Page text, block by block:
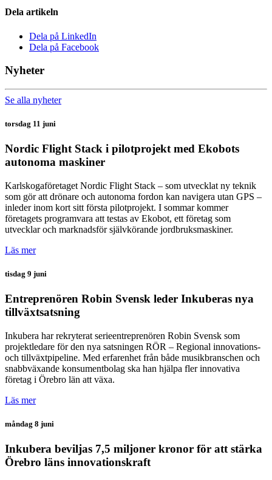
Dela artikeln
Dela på LinkedIn
Dela på Facebook
Nyheter
Se alla nyheter
torsdag 11 juni
Nordic Flight Stack i pilotprojekt med Ekobots
autonoma maskiner
Karlskogaföretaget Nordic Flight Stack – som utvecklat ny teknik
som gör att drönare och autonoma fordon kan navigera utan GPS –
inleder inom kort sitt första pilotprojekt. I sommar kommer
företagets programvara att testas av Ekobot, ett företag som
utvecklar och marknadsför självkörande jordbruksmaskiner.
Läs mer
tisdag 9 juni
Entreprenören Robin Svensk leder Inkuberas nya
tillväxtsatsning
Inkubera har rekryterat serieentreprenören Robin Svensk som
projektledare för den nya satsningen RÖR – Regional innovations-
och tillväxtpipeline. Med erfarenhet från både musikbranschen och
snabbväxande konsumentbolag ska han hjälpa fler innovativa
företag i Örebro län att växa.
Läs mer
måndag 8 juni
Inkubera beviljas 7,5 miljoner kronor för att stärka
Örebro läns innovationskraft